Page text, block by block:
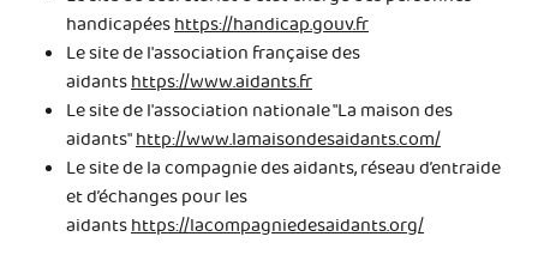
handicapéeshttps://handicap.gouv.fr
Le site de l'association française des
aidantshttps://www.aidants.fr
Le site de l'association nationale "La maison des
aidants"http://www.lamaisondesaidants.com/
Le site de la compagnie des aidants, réseau d’entraide
et d’échanges pour les
aidantshttps://lacompagniedesaidants.org/